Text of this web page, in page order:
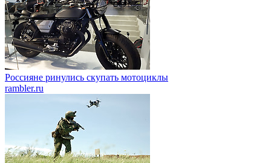
Россияне ринулись скупать мотоциклы
rambler.ru